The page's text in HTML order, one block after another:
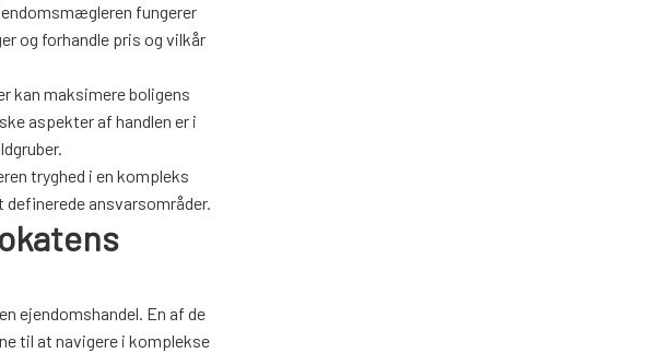
fungerer
og forhandle pris og vilkår
kan maksimere boligens
aspekter af handlen er i
tryghed i en kompleks
ansvarsområder.
ejendomshandel. En af de
til at navigere i komplekse